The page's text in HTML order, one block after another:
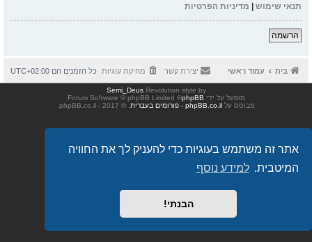
אתר זה משתמש בעוגיות כדי להעניק לך את החוויה
המיטבית. למידע נוסף
הבנתי!
תנאי שימוש | מדיניות הפרטיות
הרשמה
בית עמוד ראשי כל הזמנים הם UTC+02:00 מחיקת עוגיות יצירת קשר
Revolution style by
Semi_Deus
מופעל על ידי phpBB
® Forum Software © phpBB Limited
מבוסס על phpBB.co.il - פורומים בעברית . © 2017 - phpBB.co.il.